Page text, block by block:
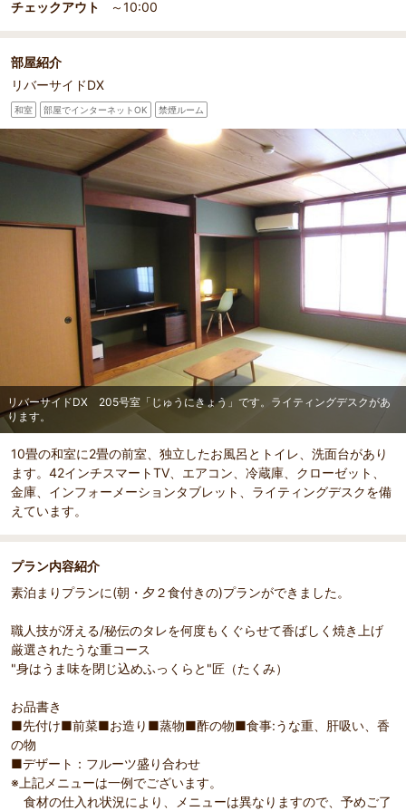
チェックアウト ～10:00
部屋紹介
リバーサイドDX
和室 部屋でインターネットOK 禁煙ルーム
リバーサイドDX 205号室「じゅうにきょう」です。ライティングデスクがあ
ります。
10畳の和室に2畳の前室、独立したお風呂とトイレ、洗面台があり
ます。42インチスマートTV、エアコン、冷蔵庫、クローゼット、
金庫、インフォーメーションタブレット、ライティングデスクを備
えています。
プラン内容紹介
素泊まりプランに(朝・夕２食付きの)プランができました。
職人技が冴える/秘伝のタレを何度もくぐらせて香ばしく焼き上げ
厳選されたうな重コース
"身はうま味を閉じ込めふっくらと"匠（たくみ）
お品書き
■先付け■前菜■お造り■蒸物■酢の物■食事:うな重、肝吸い、香
の物
■デザート：フルーツ盛り合わせ
※上記メニューは一例でございます。
食材の仕入れ状況により、メニューは異なりますので、予めご了
部屋詳細
リバーサイドDX 205号室「じゅうにきょう」です。ラ
イティングデスクがあります。